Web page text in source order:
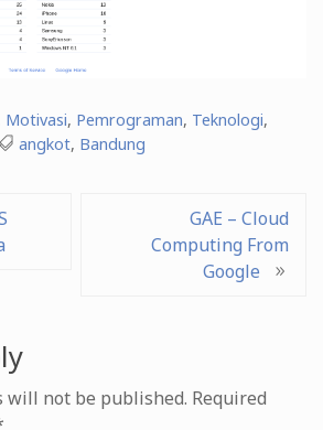
Motivasi, Pemrograman, Teknologi,
angkot, Bandung
GAE – Cloud
Computing From
Google
will not be published. Required